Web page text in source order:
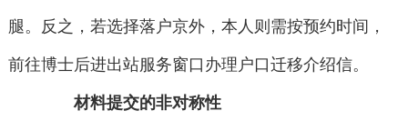
腿。反之，若选择落户京外，本人则需按预约时间，
前往博士后进出站服务窗口办理户口迁移介绍信。
材料提交的非对称性